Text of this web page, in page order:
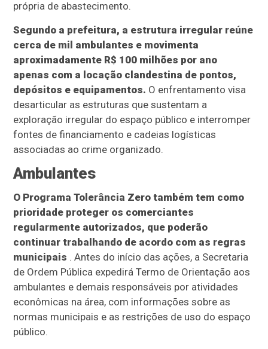
própria de abastecimento.
Segundo a prefeitura, a estrutura irregular reúne
cerca de mil ambulantes e movimenta
aproximadamente R$ 100 milhões por ano
apenas com a locação clandestina de pontos,
depósitos e equipamentos. O enfrentamento visa
desarticular as estruturas que sustentam a
exploração irregular do espaço público e interromper
fontes de financiamento e cadeias logísticas
associadas ao crime organizado.
Ambulantes
O Programa Tolerância Zero também tem como
prioridade proteger os comerciantes
regularmente autorizados, que poderão
continuar trabalhando de acordo com as regras
municipais . Antes do início das ações, a Secretaria
de Ordem Pública expedirá Termo de Orientação aos
ambulantes e demais responsáveis por atividades
econômicas na área, com informações sobre as
normas municipais e as restrições de uso do espaço
público.